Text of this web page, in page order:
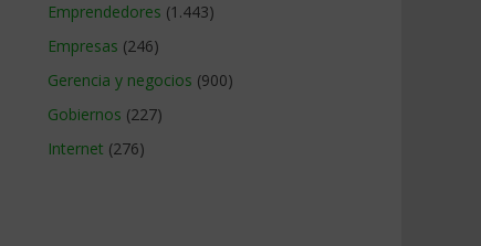
Emprendedores (1.443)
Empresas (246)
Gerencia y negocios (900)
Gobiernos (227)
Internet (276)